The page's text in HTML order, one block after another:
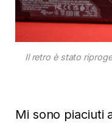
Il retro è stato
Mi sono piaciuti